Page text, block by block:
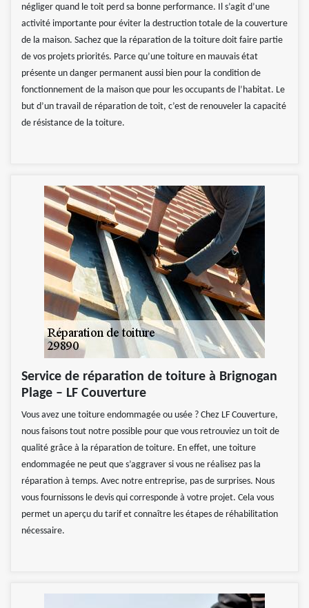
négliger quand le toit perd sa bonne performance. Il s’agit d’une
activité importante pour éviter la destruction totale de la couverture
de la maison. Sachez que la réparation de la toiture doit faire partie
de vos projets priorités. Parce qu’une toiture en mauvais état
présente un danger permanent aussi bien pour la condition de
fonctionnement de la maison que pour les occupants de l’habitat. Le
but d’un travail de réparation de toit, c’est de renouveler la capacité
de résistance de la toiture.
Service de réparation de toiture à Brignogan
Plage – LF Couverture
Vous avez une toiture endommagée ou usée ? Chez LF Couverture,
nous faisons tout notre possible pour que vous retrouviez un toit de
qualité grâce à la réparation de toiture. En effet, une toiture
endommagée ne peut que s’aggraver si vous ne réalisez pas la
réparation à temps. Avec notre entreprise, pas de surprises. Nous
vous fournissons le devis qui corresponde à votre projet. Cela vous
permet un aperçu du tarif et connaître les étapes de réhabilitation
nécessaire.